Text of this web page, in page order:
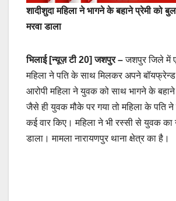
शादीशुदा महिला ने भागने के बहाने प्रेमी को
मरवा डाला
भिलाई [न्यूज़ टी 20] जशपुर –जशपुर जिले में
महिला ने पति के साथ मिलकर अपने बॉयफ्रेन्ड
आरोपी महिला ने युवक को साथ भागने के
जैसे ही युवक मौके पर गया तो महिला के पति
कई वार किए। महिला ने भी रस्सी से युवक का
डाला। मामला नारायणपुर थाना क्षेत्र का है।